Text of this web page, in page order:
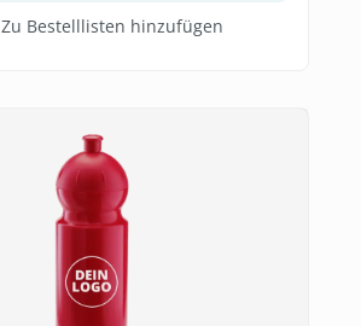
Zu Bestelllisten hinzufügen